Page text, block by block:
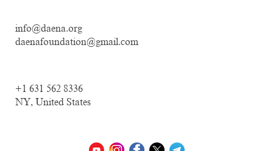
info@daena.org
daenafoundation@gmail.com
+1 631 562 8336
NY, United States